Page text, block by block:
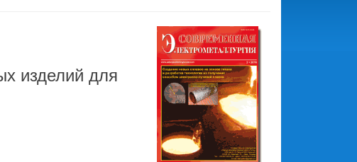
изделий для